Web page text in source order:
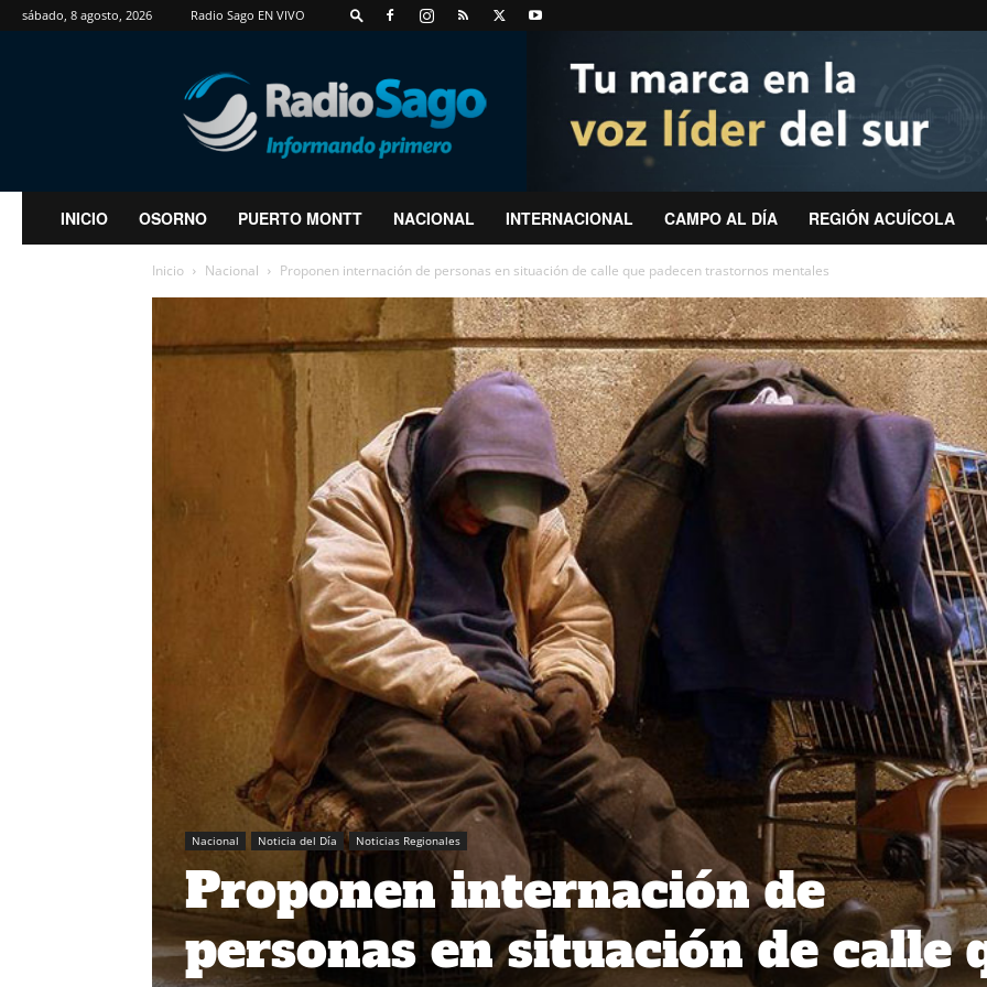
sábado, 8 agosto, 2026 Radio Sago EN VIVO
RadioSago
INICIO OSORNO PUERTO MONTT NACIONAL INTERNACIONAL CAMPO AL DÍA REGIÓN ACUÍCOLA
Inicio Nacional Proponen internación de personas en situación de calle que padecen trastornos mentales
Nacional Noticia del Día Noticias Regionales
Proponen internación de
personas en situación de calle